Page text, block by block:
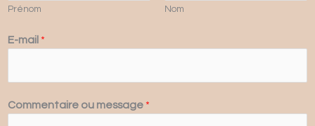
Prénom Nom
E-mail *
Commentaire ou message *